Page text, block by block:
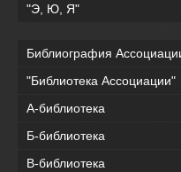
"Э, Ю, Я"
Библиография
"Библиотека Ассоциации"
А-библиотека
Б-библиотека
В-библиотека